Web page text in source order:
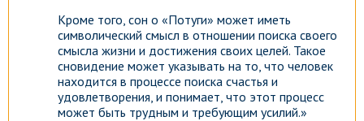
Кроме того, сон о «Потуги» может иметь
символический смысл в отношении поиска своего
смысла жизни и достижения своих целей. Такое
сновидение может указывать на то, что человек
находится в процессе поиска счастья и
удовлетворения, и понимает, что этот процесс
может быть трудным и требующим усилий.»